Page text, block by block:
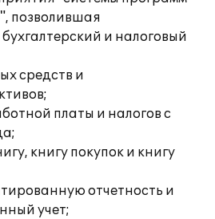
позволившая
и налоговый
средств и
платы и налогов с
книгу покупок и книгу
отчетность и
учет;